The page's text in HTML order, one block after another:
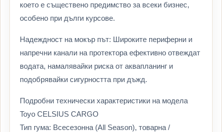
което е съществено предимство за всеки бизнес,
особено при дълги курсове.
Надеждност на мокър път: Широките периферни и
напречни канали на протектора ефективно отвеждат
водата, намалявайки риска от аквапланинг и
подобрявайки сигурността при дъжд.
Подробни технически характеристики на модела
Toyo CELSIUS CARGO
Тип гума: Всесезонна (All Season), товарна /